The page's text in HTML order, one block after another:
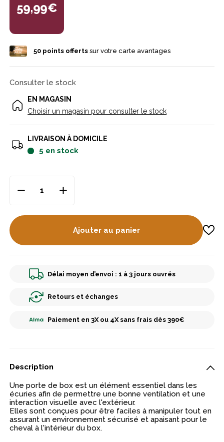
59,99€
50points offertssur votre carte avantages
Consulter le stock
EN MAGASIN
Choisir un magasin pour consulter le stock
LIVRAISON À DOMICILE
5 en stock
Ajouter au panier
Délai moyen d’envoi : 1 à 3 jours ouvrés
Retours et échanges
Paiement en 3X ou 4X sans frais dès 390€
Description
Une porte de box est un élément essentiel dans les
écuries afin de permettre une bonne ventilation et une
interaction visuelle avec l'extérieur.
Elles sont conçues pour être faciles à manipuler tout en
assurant un environnement sécurisé et apaisant pour le
cheval à l'intérieur du box.